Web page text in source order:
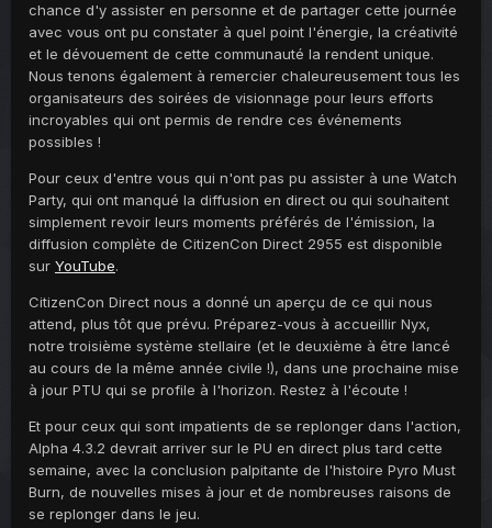
chance d'y assister en personne et de partager cette journée
avec vous ont pu constater à quel point l'énergie, la créativité
et le dévouement de cette communauté la rendent unique.
Nous tenons également à remercier chaleureusement tous les
organisateurs des soirées de visionnage pour leurs efforts
incroyables qui ont permis de rendre ces événements
possibles !
Pour ceux d'entre vous qui n'ont pas pu assister à une Watch
Party, qui ont manqué la diffusion en direct ou qui souhaitent
simplement revoir leurs moments préférés de l'émission, la
diffusion complète de CitizenCon Direct 2955 est disponible
sur YouTube.
CitizenCon Direct nous a donné un aperçu de ce qui nous
attend, plus tôt que prévu. Préparez-vous à accueillir Nyx,
notre troisième système stellaire (et le deuxième à être lancé
au cours de la même année civile !), dans une prochaine mise
à jour PTU qui se profile à l'horizon. Restez à l'écoute !
Et pour ceux qui sont impatients de se replonger dans l'action,
Alpha 4.3.2 devrait arriver sur le PU en direct plus tard cette
semaine, avec la conclusion palpitante de l'histoire Pyro Must
Burn, de nouvelles mises à jour et de nombreuses raisons de
se replonger dans le jeu.